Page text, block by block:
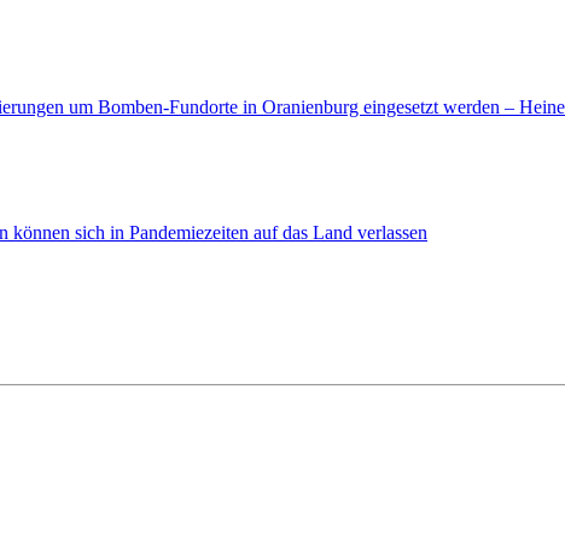
um Bomben-Fundorte in Oranienburg eingesetzt werden –
sich in Pandemiezeiten auf das Land verlassen